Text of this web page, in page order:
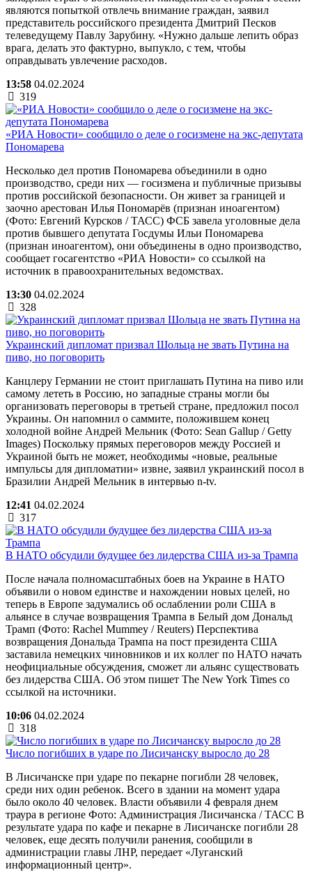
являются попыткой отвлечь внимание граждан, заявил
представитель российского президента Дмитрий Песков
телеведущему Павлу Зарубину. «Нужно дальше лепить образ
врага, делать это фактурно, выпукло, с тем, чтобы
оправдывать увлечение расходов.
13:58 04.02.2024
319
«РИА Новости» сообщило о деле о госизмене на экс-депутата
Пономарева
Несколько дел против Пономарева объединили в одно
производство, среди них — госизмена и публичные призывы
против российской безопасности. Он живет за границей и
заочно арестован Илья Пономарёв (признан иноагентом)
(Фото: Евгений Курсков / ТАСС) ФСБ завела уголовные дела
против бывшего депутата Госдумы Ильи Пономарева
(признан иноагентом), они объединены в одно производство,
сообщает госагентство «РИА Новости» со ссылкой на
источник в правоохранительных ведомствах.
13:30 04.02.2024
328
Украинский дипломат призвал Шольца не звать Путина на
пиво, но поговорить
Канцлеру Германии не стоит приглашать Путина на пиво или
самому лететь в Россию, но западные страны могли бы
организовать переговоры в третьей стране, предложил посол
Украины. Он напомнил о саммите, положившем конец
холодной войне Андрей Мельник (Фото: Sean Gallup / Getty
Images) Поскольку прямых переговоров между Россией и
Украиной быть не может, необходимы «новые, реальные
импульсы для дипломатии» извне, заявил украинский посол в
Бразилии Андрей Мельник в интервью n-tv.
12:41 04.02.2024
317
В НАТО обсудили будущее без лидерства США из-за Трампа
После начала полномасштабных боев на Украине в НАТО
объявили о новом единстве и нахождении новых целей, но
теперь в Европе задумались об ослаблении роли США в
альянсе в случае возвращения Трампа в Белый дом Дональд
Трамп (Фото: Rachel Mummey / Reuters) Перспектива
возвращения Дональда Трампа на пост президента США
заставила немецких чиновников и их коллег по НАТО начать
неофициальные обсуждения, сможет ли альянс существовать
без лидерства США. Об этом пишет The New York Times со
ссылкой на источники.
10:06 04.02.2024
318
Число погибших в ударе по Лисичанску выросло до 28
В Лисичанске при ударе по пекарне погибли 28 человек,
среди них один ребенок. Всего в здании на момент удара
было около 40 человек. Власти объявили 4 февраля днем
траура в регионе Фото: Администрация Лисичанска / ТАСС В
результате удара по кафе и пекарне в Лисичанске погибли 28
человек, еще десять получили ранения, сообщили в
администрации главы ЛНР, передает «Луганский
информационный центр».